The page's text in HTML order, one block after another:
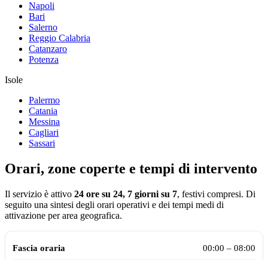
Napoli
Bari
Salerno
Reggio Calabria
Catanzaro
Potenza
Isole
Palermo
Catania
Messina
Cagliari
Sassari
Orari, zone coperte e tempi di intervento
Il servizio è attivo 24 ore su 24, 7 giorni su 7, festivi compresi. Di
seguito una sintesi degli orari operativi e dei tempi medi di
attivazione per area geografica.
Orari operativi della centrale Assistiamo Te aggiornati al 2026
Fascia oraria
00:00 – 08:00